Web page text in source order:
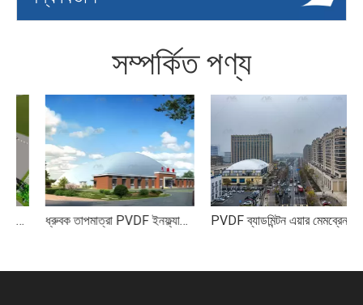
সম্পর্কিত পণ্য
ধ্রুবক তাপমাত্রা PVDF ইনফ্ল্যাটেবল এয়ার মেমব্রেন স্পোর্টস ডোম PVDF ব্যাডমিন্টন এয়ার মেমব্রেন স্পোর্টস ডোম ছাদে